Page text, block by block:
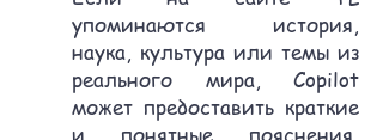
упоминаются история,
наука, культура или темы из
реального мира, Copilot
может предоставить краткие
и понятные пояснения,